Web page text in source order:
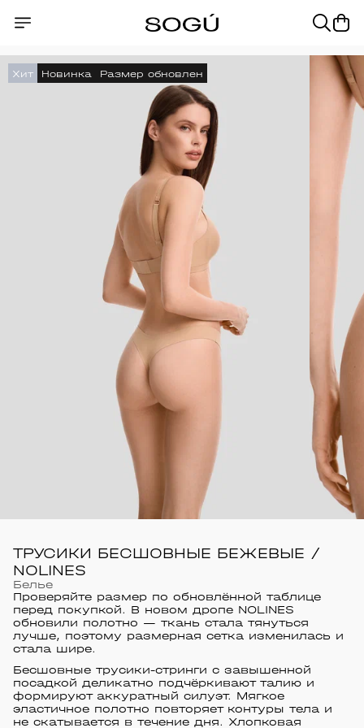
Хит Новинка Размер обновлен
ТРУСИКИ БЕСШОВНЫЕ БЕЖЕВЫЕ /
NOLINES
Белье
Проверяйте размер по обновлённой таблице
перед покупкой. В новом дропе NOLINES
обновили полотно — ткань стала тянуться
лучше, поэтому размерная сетка изменилась и
стала шире.
Бесшовные трусики-стринги с завышенной
посадкой деликатно подчёркивают талию и
формируют аккуратный силуэт. Мягкое
эластичное полотно повторяет контуры тела и
не скатывается в течение дня. Хлопковая